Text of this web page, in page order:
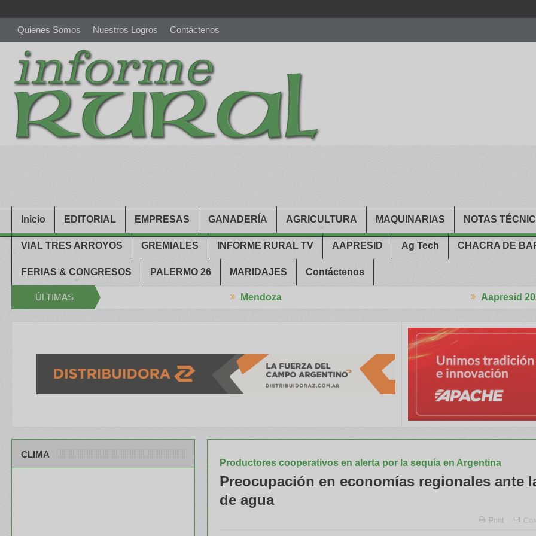
Quienes Somos Nuestros Logros Contáctenos
richardmillereplica is also available with delicate watches for women.patekphilippe.to
Inicio EDITORIAL EMPRESAS GANADERÍA AGRICULTURA MAQUINARIAS NOTAS
VIAL TRES ARROYOS GREMIALES INFORME RURAL TV AAPRESID Ag Tech CHACRA DE
FERIAS & CONGRESOS PALERMO 26 MARIDAJES Contáctenos
ÚLTIMAS Aapresid 2026
Productores cooperativos en alerta por la sequía en Argentina
Preocupación en economías regionales ante
de agua
Print
CLIMA